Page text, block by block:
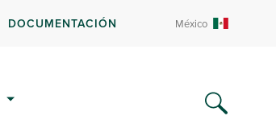
DOCUMENTACIÓN México